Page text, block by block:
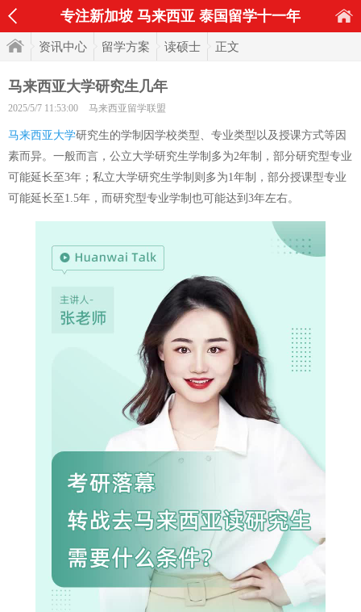
专注新加坡 马来西亚 泰国留学十一年
资讯中心 留学方案 读硕士 正文
马来西亚大学研究生几年
2025/5/7 11:53:00 马来西亚留学联盟
马来西亚大学研究生的学制因学校类型、专业类型以及授课方式等因
素而异。一般而言，公立大学研究生学制多为2年制，部分研究型专业
可能延长至3年；私立大学研究生学制则多为1年制，部分授课型专业
可能延长至1.5年，而研究型专业学制也可能达到3年左右。